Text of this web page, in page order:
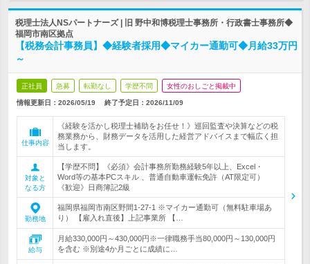
税理士法人NSパートナーズ | 旧 野中和博税理士事務所・行政書士事務所◆
福岡市南区拠点
【税務会計事務員】◆経験者採用◆マイカー通勤可◆月給33万円
～
正社員 急募 転勤なし 学歴不問 女性のおしごと掲載中
情報更新日：2026/05/19 終了予定日： 2026/11/09
仕事内容
《経験を活かし税理士補助をお任せ！》巡回監査や決算などの税
務業務から、財務データを活用した経営アドバイスまで幅広く担
当します。
対象と
なる方
【学歴不問】《必須》会計事務所勤務経験5年以上、Excel・
Word等の基本PCスキル 、普通自動車運転免許（AT限定可）
《歓迎》日商簿記2級
勤務地
福岡県福岡市南区野間1-27-1 ※マイカー通勤可（無料駐車場あ
り） 【雇入れ直後】上記事業所 【…
給与
月給330,000円～430,000円※一律職務手当80,000円～130,000円
を含む ※別途4か月ごとに成績に…